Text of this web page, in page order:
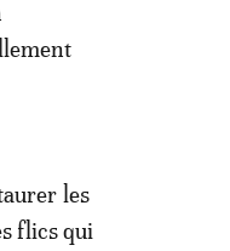
les
flics qui